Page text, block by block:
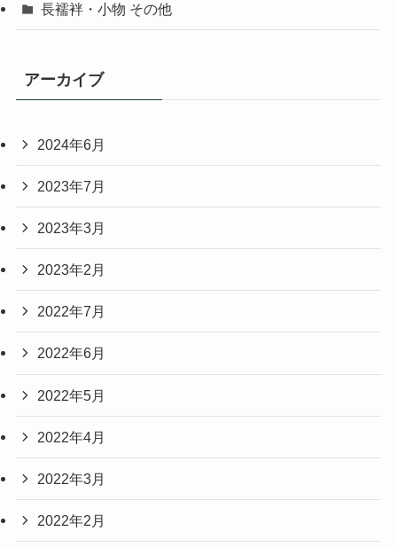
長襦袢・小物 その他
アーカイブ
2024年6月
2023年7月
2023年3月
2023年2月
2022年7月
2022年6月
2022年5月
2022年4月
2022年3月
2022年2月